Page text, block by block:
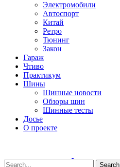
Электромобили
Автоспорт
Китай
Ретро
Тюнинг
Закон
Гараж
Чтиво
Практикум
Шины
Шинные новости
Обзоры шин
Шинные тесты
Досье
О проекте
Search